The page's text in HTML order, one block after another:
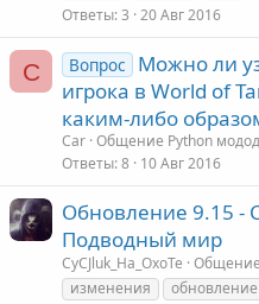
Ответы 3 20 Авг 2016
C Вопрос
Можно ли
игрока в World of
каким-либо
Car Общение Python
Ответы 8 10 Авг 2016
Обновление 9.15 -
Подводный мир
CyCJluk_Ha_OxoTe
изменения
обновление